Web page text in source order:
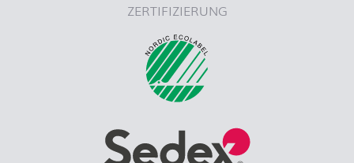
ZERTIFIZIERUNG